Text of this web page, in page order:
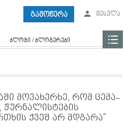
გამოწერა შესვლა
ბლოგი / ბლოგერები
მოვახერხე, რომ ცემა-
ჟურნალისტების
ქვეშ არ მდგარა"